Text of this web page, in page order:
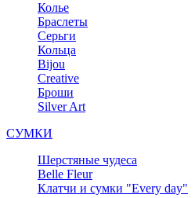
Колье
Браслеты
Серьги
Кольца
Bijou
Сreative
Броши
Silver Art
СУМКИ
Шерстяные чудеса
Belle Fleur
Клатчи и сумки "Every day"